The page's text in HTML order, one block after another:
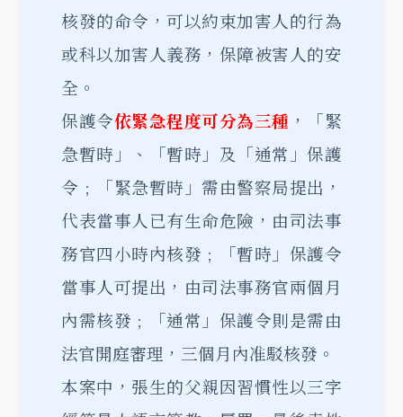
核發的命令，可以約束加害人的行為
或科以加害人義務，保障被害人的安
全。
保護令依緊急程度可分為三種 ，「緊
急暫時」、「暫時」及「通常」保護
令﹔「緊急暫時」需由警察局提出，
代表當事人已有生命危險，由司法事
務官四小時內核發﹔「暫時」保護令
當事人可提出，由司法事務官兩個月
內需核發﹔「通常」保護令則是需由
法官開庭審理，三個月內准駁核發。
本案中，張生的父親因習慣性以三字